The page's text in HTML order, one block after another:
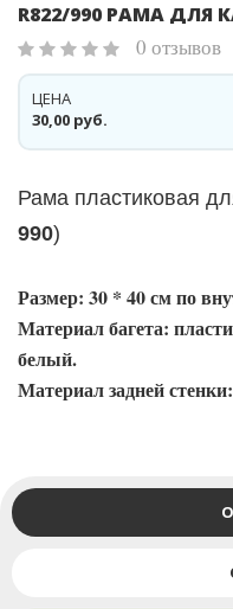
R822/990 РАМА ДЛЯ
0 отзывов
30,00 руб.
ЦЕНА
Рама пластиковая
990)
Размер: 30 * 40 см по
Материал багета:
белый.
Материал задней